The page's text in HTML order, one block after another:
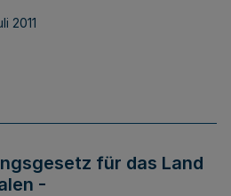
2011
für das Land
-